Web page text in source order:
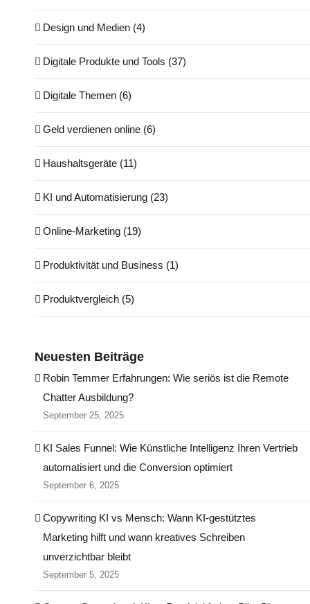
Design und Medien (4)
Digitale Produkte und Tools (37)
Digitale Themen (6)
Geld verdienen online (6)
Haushaltsgeräte (11)
KI und Automatisierung (23)
Online-Marketing (19)
Produktivität und Business (1)
Produktvergleich (5)
Neuesten Beiträge
Robin Temmer Erfahrungen: Wie seriös ist die Remote
Chatter Ausbildung?
September 25, 2025
KI Sales Funnel: Wie Künstliche Intelligenz Ihren Vertrieb
automatisiert und die Conversion optimiert
September 6, 2025
Copywriting KI vs Mensch: Wann KI-gestütztes
Marketing hilft und wann kreatives Schreiben
unverzichtbar bleibt
September 5, 2025